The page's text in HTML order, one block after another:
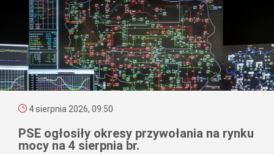
4 sierpnia 2026, 09:50
PSE ogłosiły okresy przywołania na rynku
mocy na 4 sierpnia br.